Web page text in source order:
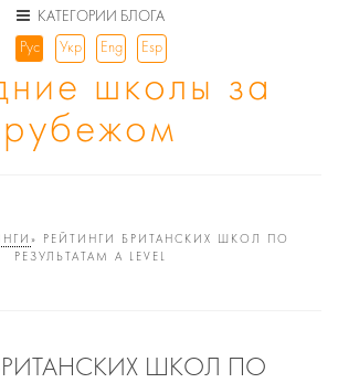
КАТЕГОРИИ БЛОГА
Рус Укр Eng Esp
школы за
рубежом
»
РЕЙТИНГИ БРИТАНСКИХ ШКОЛ ПО
РЕЗУЛЬТАТАМ A LEVEL
ШКОЛ ПО